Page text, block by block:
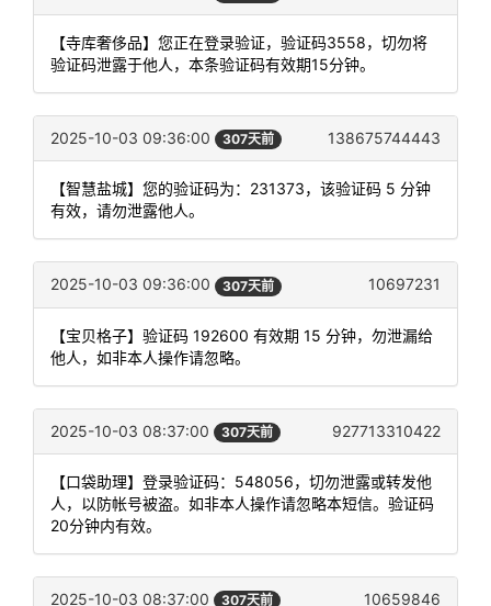
【寺库奢侈品】您正在登录验证，验证码3558，切勿将
验证码泄露于他人，本条验证码有效期15分钟。
2025-10-03 09:36:00 307天前 138675744443
【智慧盐城】您的验证码为：231373，该验证码 5 分钟
有效，请勿泄露他人。
2025-10-03 09:36:00 307天前 10697231
【宝贝格子】验证码 192600 有效期 15 分钟，勿泄漏给
他人，如非本人操作请忽略。
2025-10-03 08:37:00 307天前 927713310422
【口袋助理】登录验证码：548056，切勿泄露或转发他
人，以防帐号被盗。如非本人操作请忽略本短信。验证码
20分钟内有效。
2025-10-03 08:37:00 307天前 10659846